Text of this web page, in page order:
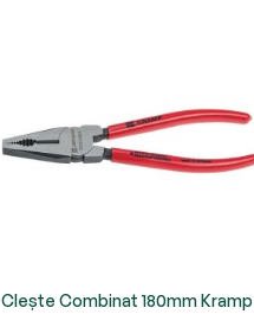
Clește Combinat 180mm Kramp